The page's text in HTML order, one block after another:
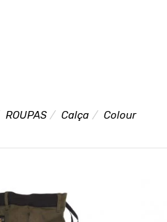
ROUPAS Calça Colour